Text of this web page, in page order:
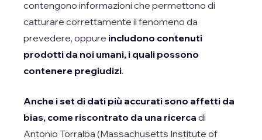
contengono informazioni che permettono di
catturare correttamente il fenomeno da
prevedere, oppure includono contenuti
prodotti da noi umani, i quali possono
contenere pregiudizi.
Anche i set di dati più accurati sono affetti da
bias, come riscontrato da una ricerca di
Antonio Torralba (Massachusetts Institute of